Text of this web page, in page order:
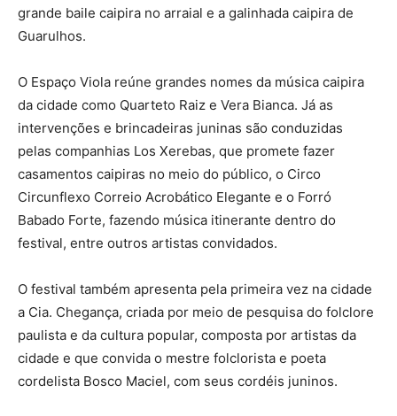
grande baile caipira no arraial e a galinhada caipira de
Guarulhos.
O Espaço Viola reúne grandes nomes da música caipira
da cidade como Quarteto Raiz e Vera Bianca. Já as
intervenções e brincadeiras juninas são conduzidas
pelas companhias Los Xerebas, que promete fazer
casamentos caipiras no meio do público, o Circo
Circunflexo Correio Acrobático Elegante e o Forró
Babado Forte, fazendo música itinerante dentro do
festival, entre outros artistas convidados.
O festival também apresenta pela primeira vez na cidade
a Cia. Chegança, criada por meio de pesquisa do folclore
paulista e da cultura popular, composta por artistas da
cidade e que convida o mestre folclorista e poeta
cordelista Bosco Maciel, com seus cordéis juninos.